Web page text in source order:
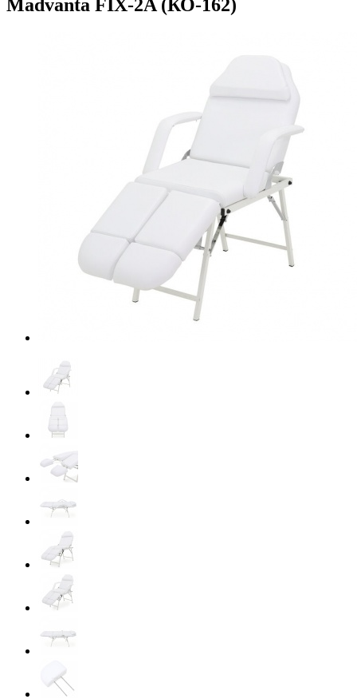
Madvanta FIX-2A (КО-162)